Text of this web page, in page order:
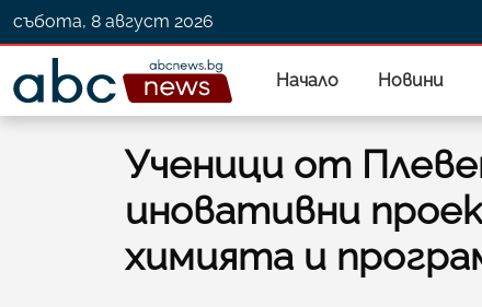
събота, 8 август 2026
Начало Новини
Ученици от
иновативни
химията и